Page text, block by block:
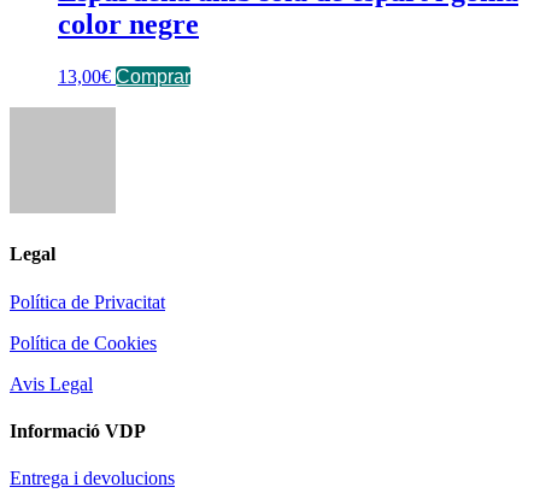
color negre
13,00€ Comprar
Legal
Política de Privacitat
Política de Cookies
Avis Legal
Informació VDP
Entrega i devolucions